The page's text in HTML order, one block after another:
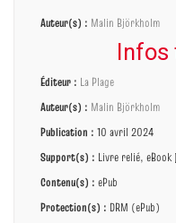
Auteur(s) : Malin Björkholm
Infos
Éditeur : La Plage
Auteur(s) : Malin Björkholm
Publication : 10 avril 2024
Support(s) : Livre relié,
Contenu(s) : ePub
Protection(s) : DRM (ePub)